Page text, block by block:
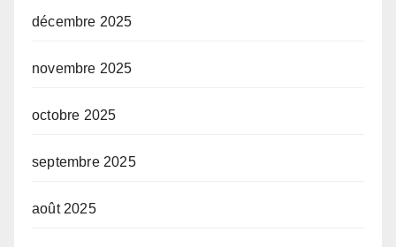
décembre 2025
novembre 2025
octobre 2025
septembre 2025
août 2025